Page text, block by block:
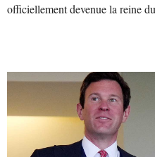
officiellement devenue la reine